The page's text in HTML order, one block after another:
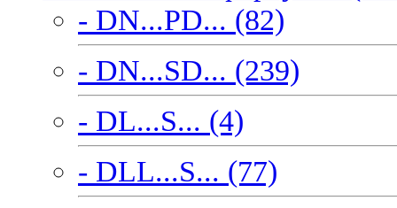
- DN...PD... (82)
- DN...SD... (239)
- DL...S... (4)
- DLL...S... (77)